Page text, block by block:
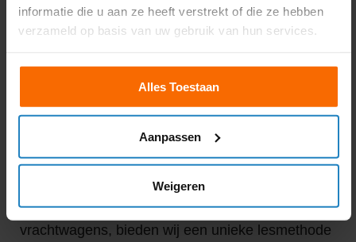
informatie die u aan ze heeft verstrekt of die ze hebben
verzameld op basis van uw gebruik van hun services.
Alles Toestaan
Aanpassen
Weigeren
Groningen in 1 dag
Wil je snel je
behalen? Dan ben je bij NuVrachtwagen aan het
juiste adres! Bij ons kun je binnen één dag je
vrachtwagentheorie halen. Met onze jarenlange
ervaring in het geven van theoriecursussen voor
vrachtwagens, bieden wij een unieke lesmethode